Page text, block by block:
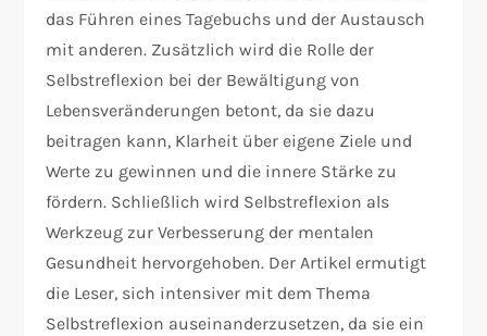
das Führen eines Tagebuchs und der Austausch
mit anderen. Zusätzlich wird die Rolle der
Selbstreflexion bei der Bewältigung von
Lebensveränderungen betont, da sie dazu
beitragen kann, Klarheit über eigene Ziele und
Werte zu gewinnen und die innere Stärke zu
fördern. Schließlich wird Selbstreflexion als
Werkzeug zur Verbesserung der mentalen
Gesundheit hervorgehoben. Der Artikel ermutigt
die Leser, sich intensiver mit dem Thema
Selbstreflexion auseinanderzusetzen, da sie ein